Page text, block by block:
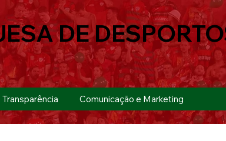
Transparência Comunicação e Marketing
DE